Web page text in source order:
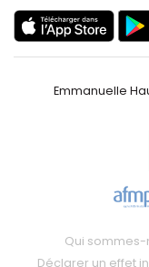
Emmanuelle
Qui sommes-
Déclarer un effet